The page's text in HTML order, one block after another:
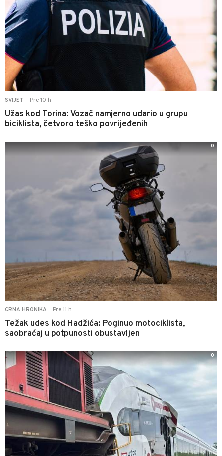
SVIJET Pre 10 h
Užas kod Torina: Vozač namjerno udario u grupu
biciklista, četvoro teško povrijeđenih
CRNA HRONIKA Pre 11 h
Težak udes kod Hadžića: Poginuo motociklista,
saobraćaj u potpunosti obustavljen
0
0